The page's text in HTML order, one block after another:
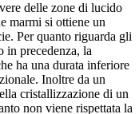
delle zone di lucido
marmi si ottiene un
Per quanto riguarda gli
in precedenza, la
ha una durata inferiore
Inoltre da un
cristallizzazione di un
non viene rispettata la